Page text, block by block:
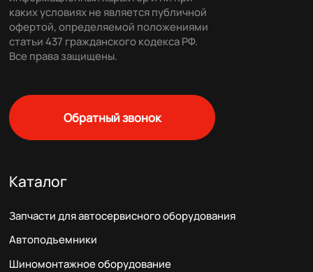
каких условиях не является публичной
офертой, определяемой положениями
статьи 437 гражданского кодекса РФ.
Все права защищены.
Обратный звонок
Каталог
Запчасти для автосервисного оборудования
Автоподъемники
Шиномонтажное оборудование